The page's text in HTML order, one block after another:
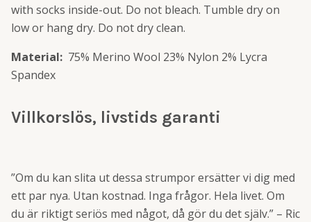
with socks inside-out. Do not bleach. Tumble dry on
low or hang dry. Do not dry clean.
Material: 75% Merino Wool 23% Nylon 2% Lycra
Spandex
Villkorslös, livstids garanti
”Om du kan slita ut dessa strumpor ersätter vi dig med
ett par nya. Utan kostnad. Inga frågor. Hela livet. Om
du är riktigt seriös med något, då gör du det själv.” – Ric